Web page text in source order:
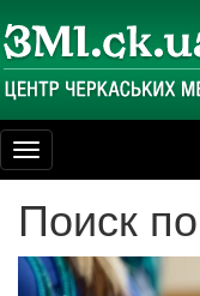
Toggle
navigation
Поиск по